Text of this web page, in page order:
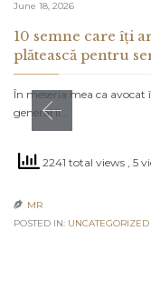
June 18, 2026
10 semne care îți
plătească pentru
În meseria mea ca
general îi…
2241 total views , 5
 MR
POSTED IN: UNCATEGORIZED